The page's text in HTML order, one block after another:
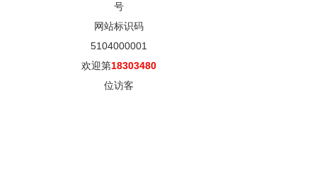
号
网站标识码
5104000001
欢迎第18303480
位访客